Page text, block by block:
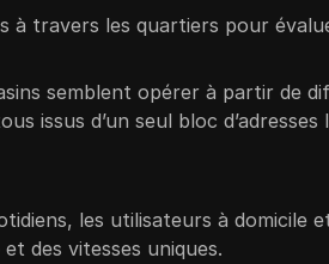
à travers les quartiers pour
semblent opérer à partir de
issus d’un seul bloc d’adresses
les utilisateurs à domicile
des vitesses uniques.